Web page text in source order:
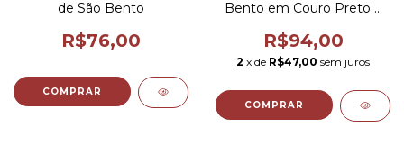
de São Bento
R$76,00
Bento em Couro Preto e
acabamento
R$94,00
2 x de R$47,00 sem juros
COMPRAR